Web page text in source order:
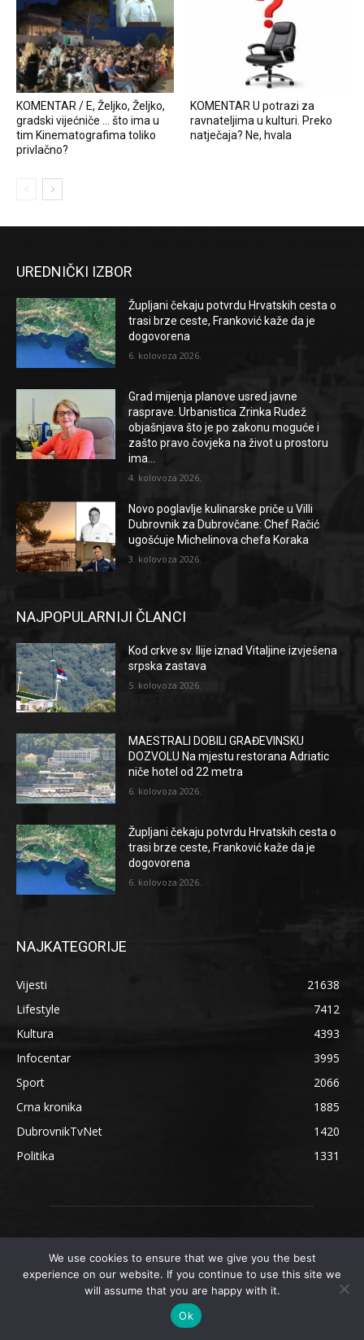
KOMENTAR / E, Željko, Željko,
gradski vijećniče … što ima u
tim Kinematografima toliko
privlačno?
KOMENTAR U potrazi za
ravnateljima u kulturi. Preko
natječaja? Ne, hvala
UREDNIČKI IZBOR
Župljani čekaju potvrdu Hrvatskih cesta o
trasi brze ceste, Franković kaže da je
dogovorena
6. kolovoza 2026.
Grad mijenja planove usred javne
rasprave. Urbanistica Zrinka Rudež
objašnjava što je po zakonu moguće i
zašto pravo čovjeka na život u prostoru
ima...
4. kolovoza 2026.
Novo poglavlje kulinarske priče u Villi
Dubrovnik za Dubrovčane: Chef Račić
ugošćuje Michelinova chefa Koraka
3. kolovoza 2026.
NAJPOPULARNIJI ČLANCI
Kod crkve sv. Ilije iznad Vitaljine izvješena
srpska zastava
5. kolovoza 2026.
MAESTRALI DOBILI GRAĐEVINSKU
DOZVOLU Na mjestu restorana Adriatic
niče hotel od 22 metra
6. kolovoza 2026.
Župljani čekaju potvrdu Hrvatskih cesta o
trasi brze ceste, Franković kaže da je
dogovorena
6. kolovoza 2026.
NAJKATEGORIJE
Vijesti
21638
Lifestyle
7412
Kultura
4393
Infocentar
3995
Sport
2066
Crna kronika
1885
DubrovnikTvNet
1420
Politika
1331
We use cookies to ensure that we give you the best
experience on our website. If you continue to use this site we
will assume that you are happy with it.
Ok